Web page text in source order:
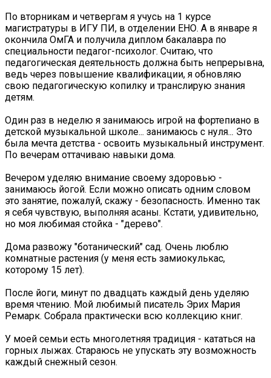
По вторникам и четвергам я учусь на 1 курсе
магистратуры в ИГУ ПИ, в отделении ЕНО. А в январе я
окончила ОмГА и получила диплом бакалавра по
специальности педагог-психолог. Считаю, что
педагогическая деятельность должна быть непрерывна,
ведь через повышение квалификации, я обновляю
свою педагогическую копилку и транслирую знания
детям.
Один раз в неделю я занимаюсь игрой на фортепиано в
детской музыкальной школе... занимаюсь с нуля... Это
была мечта детства - освоить музыкальный инструмент.
По вечерам оттачиваю навыки дома.
Вечером уделяю внимание своему здоровью -
занимаюсь йогой. Если можно описать одним словом
это занятие, пожалуй, скажу - безопасность. Именно так
я себя чувствую, выполняя асаны. Кстати, удивительно,
но моя любимая стойка - "дерево".
Дома развожу "ботанический" сад. Очень люблю
комнатные растения (у меня есть замиокулькас,
которому 15 лет).
После йоги, минут по двадцать каждый день уделяю
время чтению. Мой любимый писатель Эрих Мария
Ремарк. Собрала практически всю коллекцию книг.
У моей семьи есть многолетняя традиция - кататься на
горных лыжах. Стараюсь не упускать эту возможность
каждый снежный сезон.